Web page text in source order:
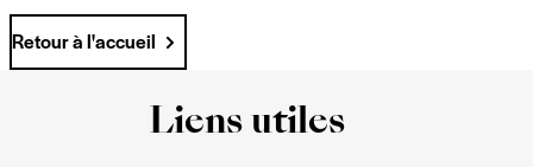
Retour à l'accueil
Liens utiles